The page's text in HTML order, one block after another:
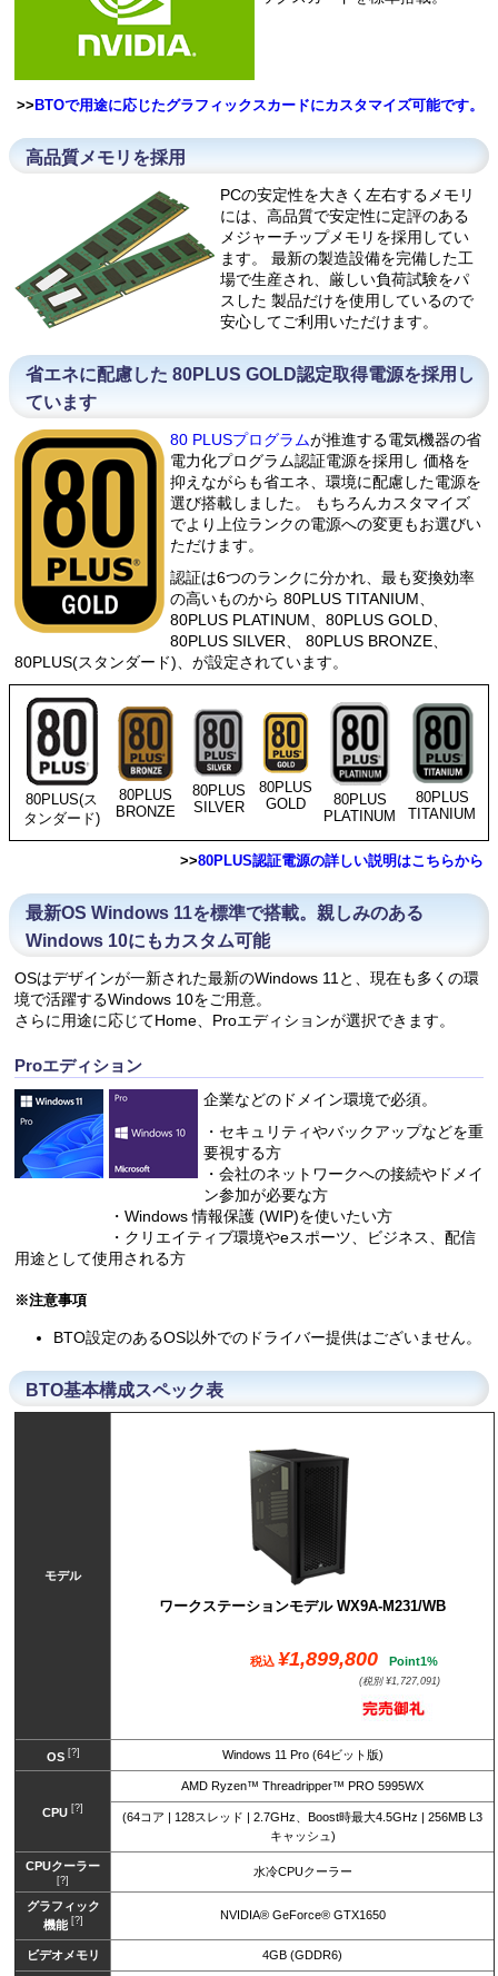
>> BTOで用途に応じたグラフィックスカードにカスタマイズ可能です。
高品質メモリを採用
PCの安定性を大きく左右するメモリ
には、高品質で安定性に定評のある
メジャーチップメモリを採用してい
ます。 最新の製造設備を完備した工
場で生産され、厳しい負荷試験をパ
スした 製品だけを使用しているので
安心してご利用いただけます。
省エネに配慮した 80PLUS GOLD認定取得電源を採用し
ています
80 PLUSプログラムが推進する電気機器の省
電力化プログラム認証電源を採用し 価格を
抑えながらも省エネ、環境に配慮した電源を
選び搭載しました。 もちろんカスタマイズ
でより上位ランクの電源への変更もお選びい
ただけます。
認証は6つのランクに分かれ、最も変換効率
の高いものから 80PLUS TITANIUM、
80PLUS PLATINUM、80PLUS GOLD、
80PLUS SILVER、 80PLUS BRONZE、
80PLUS(スタンダード)、が設定されています。
80PLUS(ス
タンダード)
80PLUS
BRONZE
80PLUS
SILVER
80PLUS
GOLD
80PLUS
PLATINUM
80PLUS
TITANIUM
>>80PLUS認証電源の詳しい説明はこちらから
最新OS Windows 11を標準で搭載。親しみのある
Windows 10にもカスタム可能
OSはデザインが一新された最新のWindows 11と、現在も多くの環
境で活躍するWindows 10をご用意。
さらに用途に応じてHome、Proエディションが選択できます。
Proエディション
企業などのドメイン環境で必須。
・セキュリティやバックアップなどを重
要視する方
・会社のネットワークへの接続やドメイ
ン参加が必要な方
・Windows 情報保護 (WIP)を使いたい方
・クリエイティブ環境やeスポーツ、ビジネス、配信
用途として使用される方
※注意事項
BTO設定のあるOS以外でのドライバー提供はございません。
BTO基本構成スペック表
モデル
ワークステーションモデル WX9A-M231/WB
税込 ¥1,899,800 Point1%
(税別 ¥1,727,091)
OS[?] Windows 11 Pro (64ビット版)
CPU [?]
AMD Ryzen™ Threadripper™ PRO 5995WX
(64コア | 128スレッド | 2.7GHz、Boost時最大4.5GHz | 256MB L3
キャッシュ)
CPUクーラー
[?]
水冷CPUクーラー
グラフィック
機能[?] NVIDIA® GeForce® GTX1650
ビデオメモリ 4GB (GDDR6)